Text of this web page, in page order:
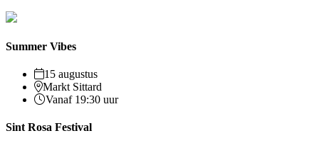
Summer Vibes
15 augustus
Markt Sittard
Vanaf 19:30 uur
Sint Rosa Festival